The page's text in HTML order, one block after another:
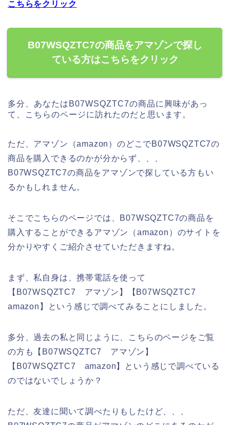
こちらをクリック
B07WSQZTC7の商品をアマゾンで探し
ている方はこちらをクリック
多分、あなたはB07WSQZTC7の商品に興味があっ
て、こちらのページに訪れたのだと思います。
ただ、アマゾン（amazon）のどこでB07WSQZTC7の
商品を購入できるのかが分からず、、、
B07WSQZTC7の商品をアマゾンで探している方もい
るかもしれません。
そこでこちらのページでは、B07WSQZTC7の商品を
購入することができるアマゾン（amazon）のサイトを
分かりやすくご紹介させていただきますね。
まず、私自身は、携帯電話を使って
【B07WSQZTC7 アマゾン】【B07WSQZTC7
amazon】という感じで調べてみることにしました。
多分、過去の私と同じように、こちらのページをご覧
の方も【B07WSQZTC7 アマゾン】
【B07WSQZTC7 amazon】という感じで調べている
のではないでしょうか？
ただ、友達に聞いて調べたりもしたけど、、、